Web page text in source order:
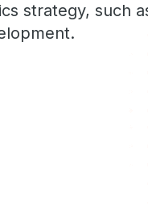
strategy, such